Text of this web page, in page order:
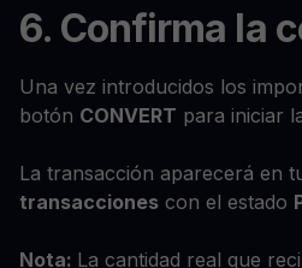
6. Confirma la
Una vez introducidos los
botón CONVERT para iniciar
La transacción aparecerá en
transacciones con el estado
Nota: La cantidad real que